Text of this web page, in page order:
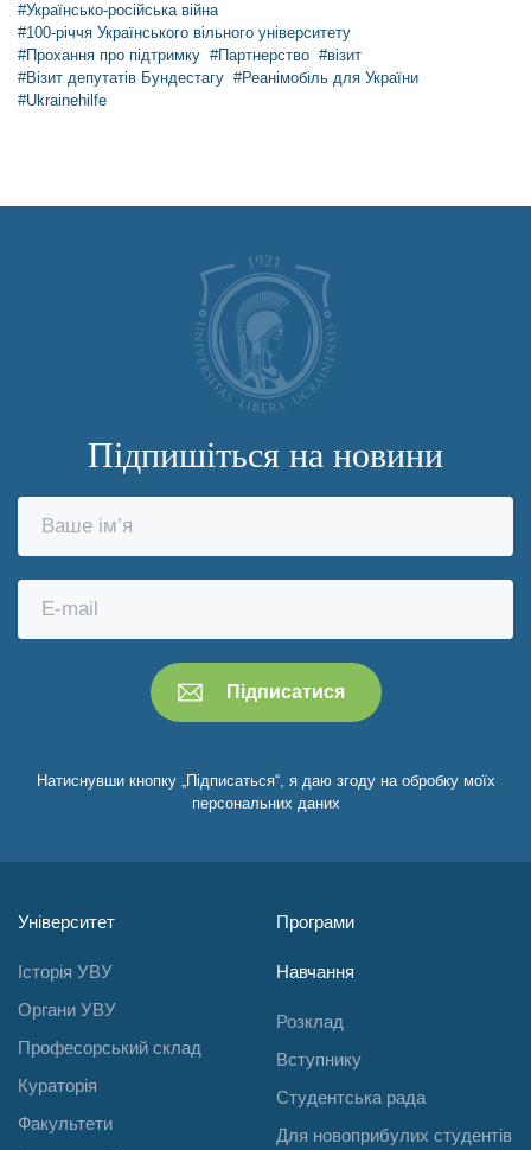
#Українсько-російська війна
#100-річчя Українського вільного університету
#Прохання про підтримку #Партнерство #візит
#Візит депутатів Бундестагу #Реанімобіль для України
#Ukrainehilfe
Підпишіться на новини
Натиснувши кнопку „Підписаться“, я даю згоду на обробку моїх
персональних даних
Університет
Історія УВУ
Органи УВУ
Професорський склад
Кураторія
Факультети
Програми
Навчання
Розклад
Вступнику
Студентська рада
Для новоприбулих студентів